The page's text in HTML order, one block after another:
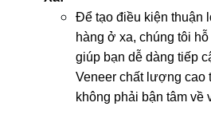
Để tạo điều kiện thuận
hàng ở xa, chúng tôi
giúp bạn dễ dàng tiếp
Veneer chất lượng cao
không phải bận tâm về